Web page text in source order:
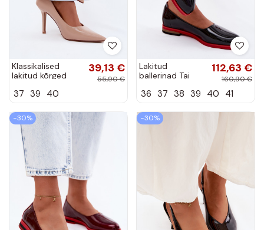
Klassikalised
lakitud kõrged
kunstnahast Odira
39,13 €
55,90 €
37 39 40
Lakitud
ballerinad Tai
01 must
112,63 €
160,90 €
36 37 38 39 40 41
−30% −30%